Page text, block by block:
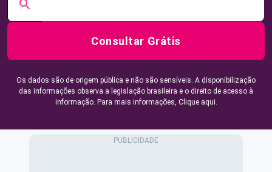
Consultar Grátis
Os dados são de origem pública e não são sensíveis. A disponibilização
das informações observa a legislação brasileira e o direito de acesso à
informação. Para mais informações, Clique aqui.